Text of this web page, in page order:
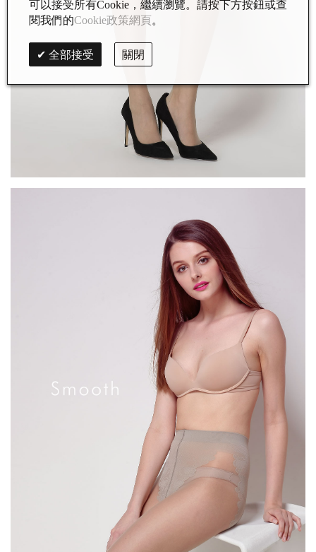
可以接受所有Cookie，繼續瀏覽。請按下方按鈕或查
閱我們的Cookie政策網頁。
全部接受 關閉